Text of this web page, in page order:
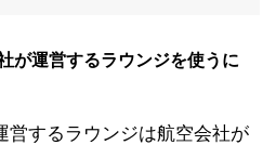
が運営するラウンジを使うに
営するラウンジは航空会社が